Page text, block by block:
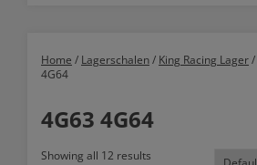
Home / Lagerschalen/ King Racing Lager/
4G64
4G63 4G64
Showing all 12 results